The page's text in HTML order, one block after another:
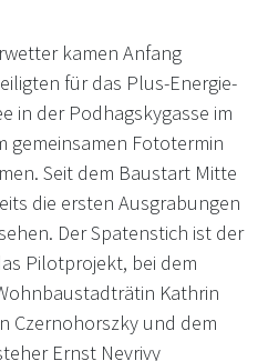
kamen Anfang
für das Plus-Energie-
in der Podhagskygasse im
gemeinsamen Fototermin
Seit dem Baustart Mitte
die ersten Ausgrabungen
Der Spatenstich ist der
Pilotprojekt, bei dem
Kathrin
Czernohorszky und dem
Ernst Nevrivy